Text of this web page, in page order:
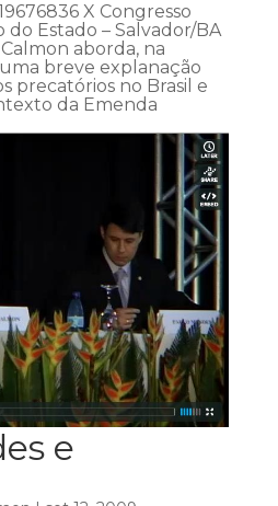
X Congresso
do Estado – Salvador/BA
aborda, na
breve explanação
precatórios no Brasil e
da Emenda
e